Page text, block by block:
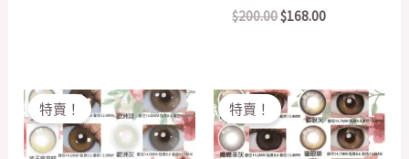
$200.00$168.00
特賣！
Original
price
was:
$200.00.
Current
price
is:
$148.00.
特賣！
Original
price
was:
$200.00.
Current
price
is:
$148.00.